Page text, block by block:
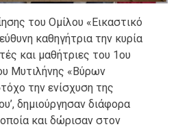
του Ομίλου «Εικαστικό
καθηγήτρια την κυρία
και μαθήτριες του 1ου
Μυτιλήνης «Βύρων
την ενίσχυση της
δημιούργησαν διάφορα
και δώρισαν στον